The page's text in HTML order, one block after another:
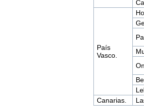
País
Vasco.
Canarias.